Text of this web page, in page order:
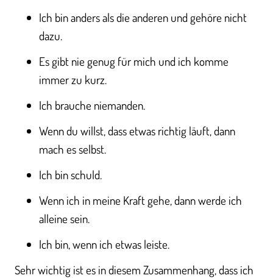
Ich bin anders als die anderen und gehöre nicht
dazu.
Es gibt nie genug für mich und ich komme
immer zu kurz.
Ich brauche niemanden.
Wenn du willst, dass etwas richtig läuft, dann
mach es selbst.
Ich bin schuld.
Wenn ich in meine Kraft gehe, dann werde ich
alleine sein.
Ich bin, wenn ich etwas leiste.
Sehr wichtig ist es in diesem Zusammenhang, dass ich